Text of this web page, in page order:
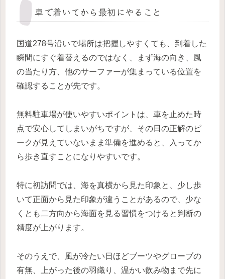
車で着いてから最初にやること
国道278号沿いで場所は把握しやすくても、到着した
瞬間にすぐ着替えるのではなく、まず海の向き、風
の当たり方、他のサーファーが集まっている位置を
確認することが先です。
無料駐車場が使いやすいポイントは、車を止めた時
点で安心してしまいがちですが、その日の正解のピ
ークが見えていないまま準備を進めると、入ってか
ら歩き直すことになりやすいです。
特に初訪問では、海を真横から見た印象と、少し歩
いて正面から見た印象が違うことがあるので、少な
くとも二方向から海面を見る習慣をつけると判断の
精度が上がります。
そのうえで、風が冷たい日ほどブーツやグローブの
有無、上がった後の羽織り、温かい飲み物まで先に